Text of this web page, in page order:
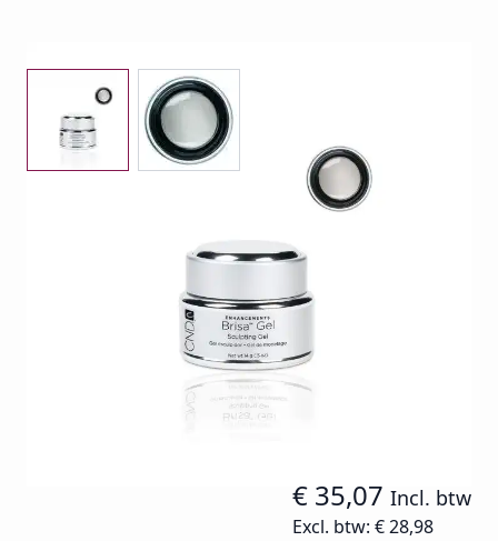
View larger imageView larger image
CND Brisa Glass Clear Gel is TPO vrij!!
CND-BR-CL14
€ 35,07 Incl. btw
Excl. btw: € 28,98